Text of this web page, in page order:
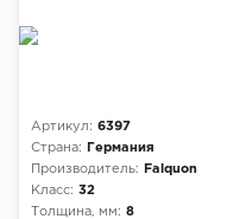
Артикул: 6397
Страна:
Германия
Производитель:
Falquon
Класс: 32
Толщина, мм: 8